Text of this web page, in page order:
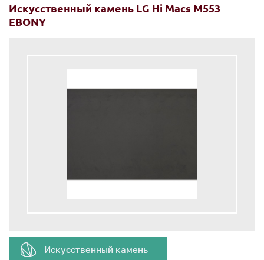
Искусственный камень LG Hi Macs M553
EBONY
Искусственный камень